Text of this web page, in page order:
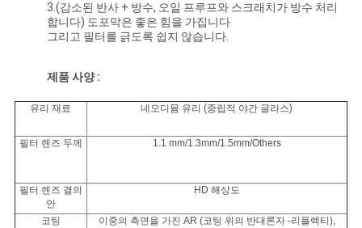
사
이
맵
3.(감소된 반사 + 방수, 오일 프루프와 스크래치가 방수 처리
합니다) 도포막은 좋은 힘을 가집니다
그리고 필터를 긁도록 쉽지 않습니다.
제품 사양 :
유리 재료 네오디뮴 유리 (중립적 야간 글라스)
필터 렌즈 두께 1.1 mm/1.3mm/1.5mm/Others
필터 렌즈 결의
안
HD 해상도
코팅
이중의 측면을 가진 AR (코팅 위의 반대론자 -리플렉티),